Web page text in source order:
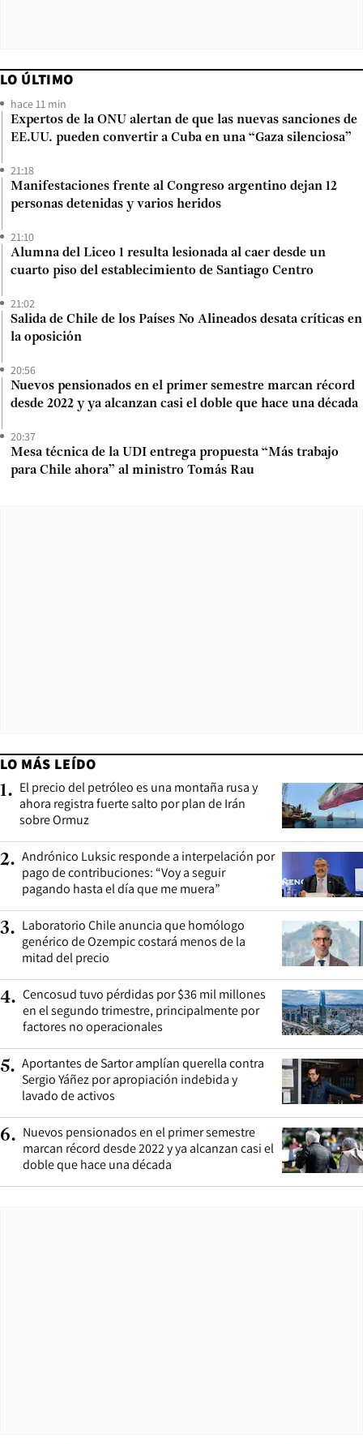
LO ÚLTIMO
hace 11 min
Expertos de la ONU alertan de que las nuevas sanciones de
EE.UU. pueden convertir a Cuba en una “Gaza silenciosa”
21:18
Manifestaciones frente al Congreso argentino dejan 12
personas detenidas y varios heridos
21:10
Alumna del Liceo 1 resulta lesionada al caer desde un
cuarto piso del establecimiento de Santiago Centro
21:02
Salida de Chile de los Países No Alineados desata críticas en
la oposición
20:56
Nuevos pensionados en el primer semestre marcan récord
desde 2022 y ya alcanzan casi el doble que hace una década
20:37
Mesa técnica de la UDI entrega propuesta “Más trabajo
para Chile ahora” al ministro Tomás Rau
LO MÁS LEÍDO
1. El precio del petróleo es una montaña rusa y
ahora registra fuerte salto por plan de Irán
sobre Ormuz
2. Andrónico Luksic responde a interpelación por
pago de contribuciones: “Voy a seguir
pagando hasta el día que me muera”
3. Laboratorio Chile anuncia que homólogo
genérico de Ozempic costará menos de la
mitad del precio
4. Cencosud tuvo pérdidas por $36 mil millones
en el segundo trimestre, principalmente por
factores no operacionales
5. Aportantes de Sartor amplían querella contra
Sergio Yáñez por apropiación indebida y
lavado de activos
6. Nuevos pensionados en el primer semestre
marcan récord desde 2022 y ya alcanzan casi el
doble que hace una década